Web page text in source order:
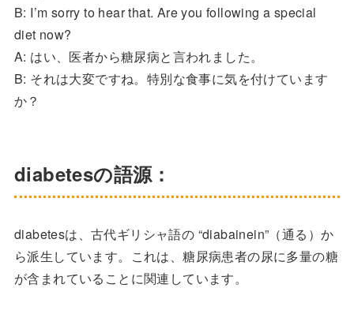
B: I’m sorry to hear that. Are you following a special
diet now?
A: はい、医者から糖尿病と言われました。
B: それは大変ですね。特別な食事に気を付けています
か？
diabetesの語源：
diabetesは、古代ギリシャ語の “diabainein”（通る）か
ら派生しています。これは、糖尿病患者の尿に多量の糖
が含まれていることに関連しています。